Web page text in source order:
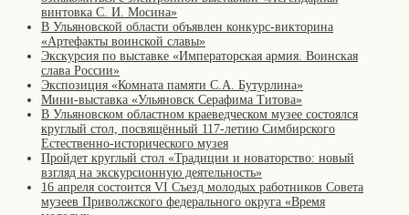
винтовка С. И. Мосина»
В Ульяновской области объявлен конкурс-викторина
«Артефакты воинской славы»
Экскурсия по выставке «Императорская армия. Воинская
слава России»
Экспозиция «Комната памяти С.А. Бутурлина»
Мини-выставка «Ульяновск Серафима Титова»
В Ульяновском областном краеведческом музее состоялся
круглый стол, посвящённый 117-летию Симбирского
Естественно-исторического музея
Пройдет круглый стол «Традиции и новаторство: новый
взгляд на экскурсионную деятельность»
16 апреля состоится VI Съезд молодых работников Совета
музеев Приволжского федерального округа «Время